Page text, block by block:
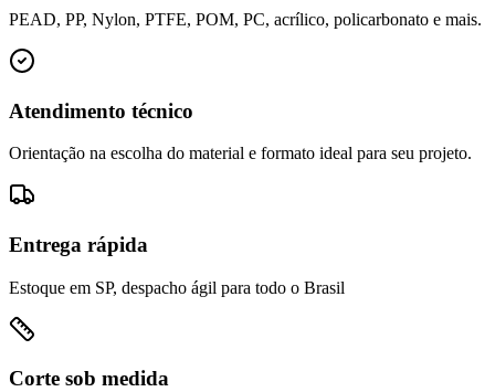
PEAD, PP, Nylon, PTFE, POM, PC, acrílico, policarbonato e mais.
Atendimento técnico
Orientação na escolha do material e formato ideal para seu projeto.
Entrega rápida
Estoque em SP, despacho ágil para todo o Brasil
Corte sob medida